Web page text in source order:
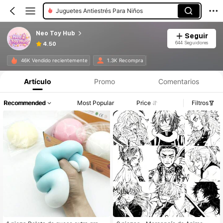
Juguetes Antiestrés Para Niños
Neo Toy Hub
4.50
Seguir
644 Seguidores
46K Vendido recientemente 1.3K Recompra
Artículo Promo Comentarios
Recommended Most Popular Price Filtros